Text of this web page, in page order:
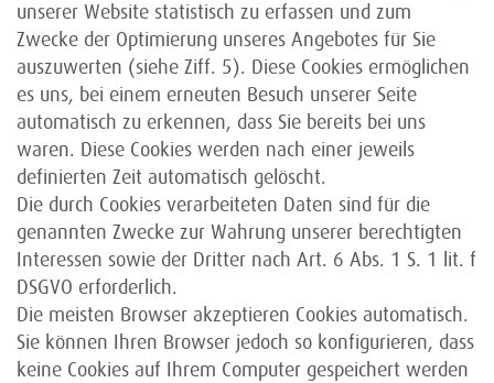
unserer Website statistisch zu erfassen und zum
Zwecke der Optimierung unseres Angebotes für Sie
auszuwerten (siehe Ziff. 5). Diese Cookies ermöglichen
es uns, bei einem erneuten Besuch unserer Seite
automatisch zu erkennen, dass Sie bereits bei uns
waren. Diese Cookies werden nach einer jeweils
definierten Zeit automatisch gelöscht.
Die durch Cookies verarbeiteten Daten sind für die
genannten Zwecke zur Wahrung unserer berechtigten
Interessen sowie der Dritter nach Art. 6 Abs. 1 S. 1 lit. f
DSGVO erforderlich.
Die meisten Browser akzeptieren Cookies automatisch.
Sie können Ihren Browser jedoch so konfigurieren, dass
keine Cookies auf Ihrem Computer gespeichert werden